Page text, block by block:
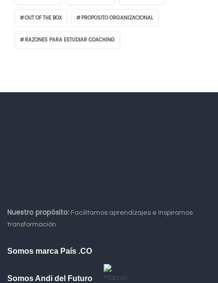
OUT OF THE BOX PROPOSITO ORGANIZACIONAL
RAZONES PARA ESTUDIAR COACHING
Nuestro propósito: Facilitamos aprendizajes e Inspiramos
transformación
Somos marca País .CO
Somos Andi del Futuro